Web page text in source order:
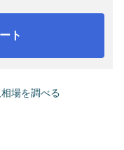
ト
場を調べる